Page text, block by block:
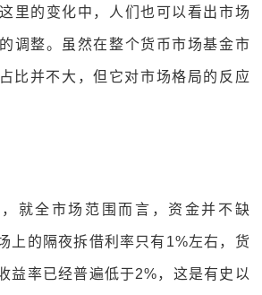
里的变化中，人们也可以看出市场
调整。虽然在整个货币市场基金市
比并不大，但它对市场格局的反应
就全市场范围而言，资金并不缺
上的隔夜拆借利率只有1%左右，货
益率已经普遍低于2%，这是有史以